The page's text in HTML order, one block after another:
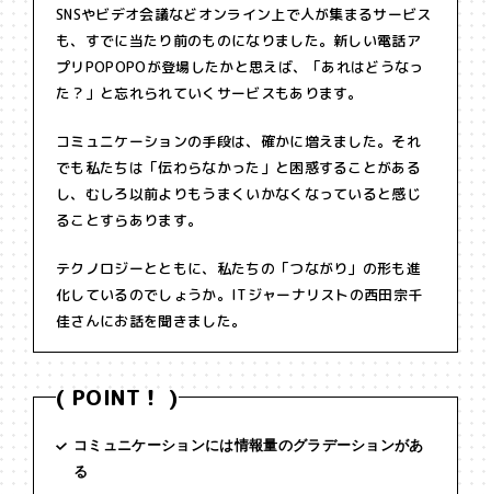
SNSやビデオ会議などオンライン上で人が集まるサービス
も、すでに当たり前のものになりました。新しい電話ア
プリPOPOPOが登場したかと思えば、「あれはどうなっ
た？」と忘れられていくサービスもあります。
コミュニケーションの手段は、確かに増えました。それ
でも私たちは「伝わらなかった」と困惑することがある
し、むしろ以前よりもうまくいかなくなっていると感じ
ることすらあります。
テクノロジーとともに、私たちの「つながり」の形も進
化しているのでしょうか。ITジャーナリストの西田宗千
佳さんにお話を聞きました。
( POINT！ )
コミュニケーションには情報量のグラデーションがあ
る